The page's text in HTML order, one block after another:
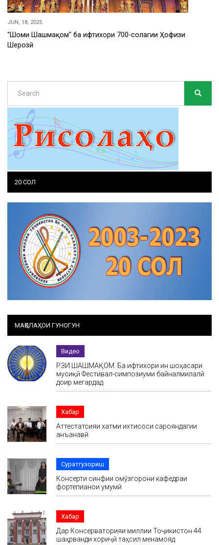
JUN, 18, 2025
"Шоми Шашмақом" ба ифтихори 700-солагии Ҳофизи
Шерозӣ
Search
20 СОЛ
МАҚОЛАҲОИ ГУНОГУН
Видео
РӮЗИ ШАШМАҚОМ. Ба ифтихори ин шоҳасари
мусиқӣ Фестивал-симпозиуми байналмилалӣ
доир мегардад
Хабар
Аттестатсияи хатми ихтисоси сарояндагии
анъанавӣ
Суратгузориш
Консерти синфии омӯзгорони кафедраи
фортепианои умумӣ
Хабар
Дар Консерваторияи миллии Тоҷикистон 44
шаҳрванди хориҷӣ таҳсил менамояд